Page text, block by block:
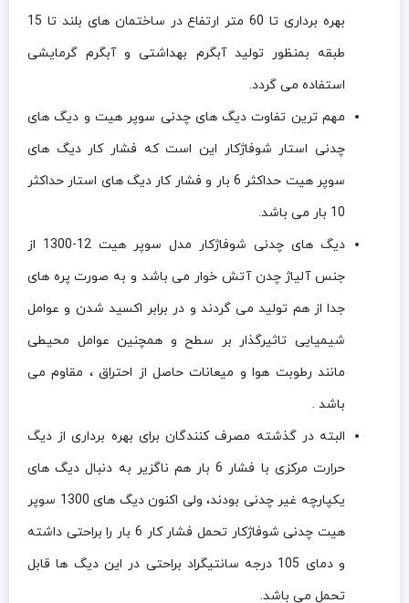
بهره برداری تا 60 متر ارتفاع در ساختمان های بلند تا 15
طبقه بمنظور تولید آبگرم بهداشتی و آبگرم گرمایشی
استفاده می گردد.
مهم ترین تفاوت دیگ های چدنی سوپر هیت و دیگ های
چدنی استار شوفاژکار این است که فشار کار دیگ های
سوپر هیت حداکثر 6 بار و فشار کار دیگ های استار حداکثر
10 بار می باشد.
دیگ های چدنی شوفاژکار مدل سوپر هیت 12-1300 از
جنس آلیاژ چدن آتش خوار می باشد و به صورت پره های
جدا از هم تولید می گردند و در برابر اکسید شدن و عوامل
شیمیایی تاثیرگذار بر سطح و همچنین عوامل محیطی
مانند رطوبت هوا و میعانات حاصل از احتراق ، مقاوم می
باشد .
البته در گذشته مصرف کنندگان برای بهره برداری از دیگ
حرارت مرکزی با فشار 6 بار هم ناگزیر به دنبال دیگ های
یکپارچه غیر چدنی بودند، ولی اکنون دیگ های 1300 سوپر
هیت چدنی شوفاژکار تحمل فشار کار 6 بار را براحتی داشته
و دمای 105 درجه سانتیگراد براحتی در این دیگ ها قابل
تحمل می باشد.